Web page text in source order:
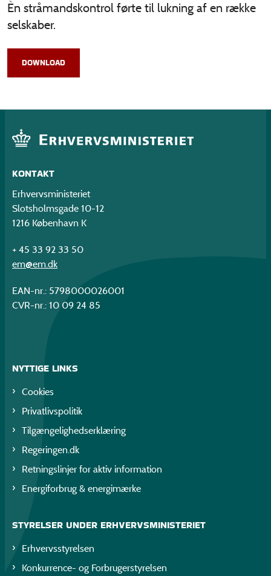
Èn stråmandskontrol førte til lukning af en række
selskaber.
DOWNLOAD
KONTAKT
Erhvervsministeriet
Slotsholmsgade 10-12
1216 København K
+ 45 33 92 33 50
em@em.dk
EAN-nr.: 5798000026001
CVR-nr.: 10 09 24 85
NYTTIGE LINKS
Cookies
Privatlivspolitik
Tilgængelighedserklæring
Regeringen.dk
Retningslinjer for aktiv information
Energiforbrug & energimærke
STYRELSER UNDER ERHVERVSMINISTERIET
Erhvervsstyrelsen
Konkurrence- og Forbrugerstyrelsen